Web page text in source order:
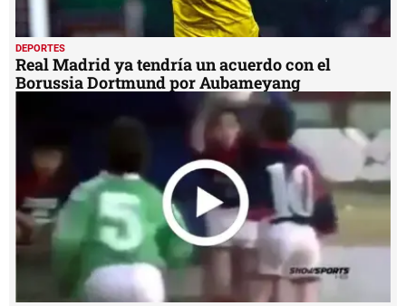
DEPORTES
Real Madrid ya tendría un acuerdo con el
Borussia Dortmund por Aubameyang